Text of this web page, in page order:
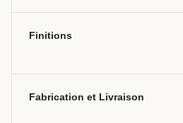
Finitions
Fabrication et Livraison